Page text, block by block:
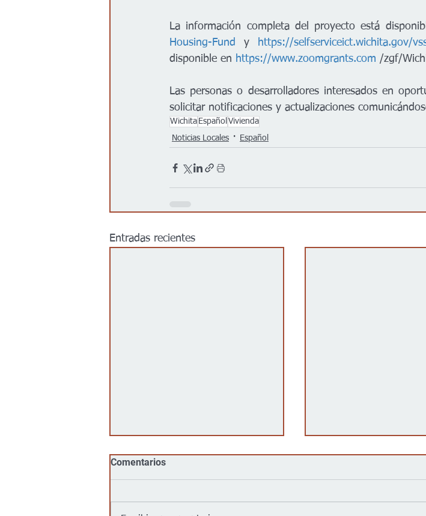
La información completa del proyecto está
Housing-Fund y https://selfserviceict.wichita.gov/
disponible en https://www.zoomgrants.com /zgf/
Las personas o desarrolladores interesados ​​en
solicitar notificaciones y actualizaciones
Wichita Español Vivienda
Noticias Locales
Español
Entradas recientes
Comentarios